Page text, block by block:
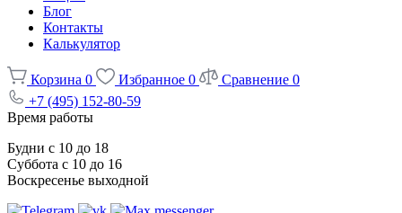
Блог
Контакты
Калькулятор
Корзина 0 Избранное 0 Сравнение 0
+7 (495) 152-80-59
Время работы
Будни с 10 до 18
Суббота с 10 до 16
Воскресенье выходной